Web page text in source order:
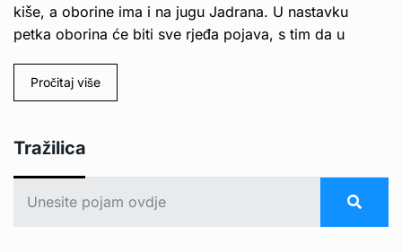
kiše, a oborine ima i na jugu Jadrana. U nastavku
petka oborina će biti sve rjeđa pojava, s tim da u
Pročitaj više
Tražilica